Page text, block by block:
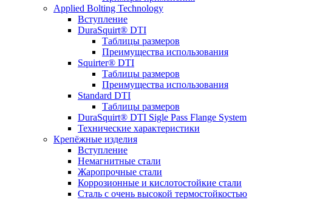
Applied Bolting Technology
Вступление
DuraSquirt® DTI
Таблицы размеров
Преимущества использования
Squirter® DTI
Таблицы размеров
Преимущества использования
Standard DTI
Таблицы размеров
DuraSquirt® DTI Sigle Pass Flange System
Технические характеристики
Крепёжные изделия
Вступление
Немагнитные стали
Жаропрочные стали
Коррозионные и кислотостойкие стали
Сталь с очень высокой термостойкостью